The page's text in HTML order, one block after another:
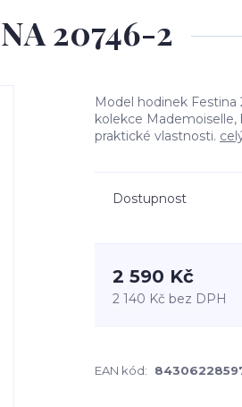
20746-2
Model hodinek
kolekce
praktické vlastnosti.
Dostupnost
2 590 Kč
2 140 Kč bez DPH
EAN kód: